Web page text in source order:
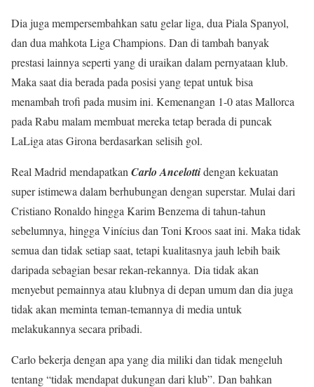
Dia juga mempersembahkan satu gelar liga, dua Piala Spanyol,
dan dua mahkota Liga Champions. Dan di tambah banyak
prestasi lainnya seperti yang di uraikan dalam pernyataan klub.
Maka saat dia berada pada posisi yang tepat untuk bisa
menambah trofi pada musim ini. Kemenangan 1-0 atas Mallorca
pada Rabu malam membuat mereka tetap berada di puncak
LaLiga atas Girona berdasarkan selisih gol.
Real Madrid mendapatkan Carlo Ancelottidengan kekuatan
super istimewa dalam berhubungan dengan superstar. Mulai dari
Cristiano Ronaldo hingga Karim Benzema di tahun-tahun
sebelumnya, hingga Vinícius dan Toni Kroos saat ini. Maka tidak
semua dan tidak setiap saat, tetapi kualitasnya jauh lebih baik
daripada sebagian besar rekan-rekannya. Dia tidak akan
menyebut pemainnya atau klubnya di depan umum dan dia juga
tidak akan meminta teman-temannya di media untuk
melakukannya secara pribadi.
Carlo bekerja dengan apa yang dia miliki dan tidak mengeluh
tentang “tidak mendapat dukungan dari klub”. Dan bahkan